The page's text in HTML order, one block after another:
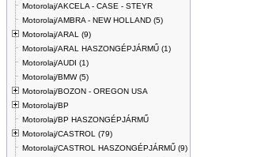
Motorolaj/AKCELA - CASE - STEYR
Motorolaj/AMBRA - NEW HOLLAND (5)
Motorolaj/ARAL (9)
Motorolaj/ARAL HASZONGÉPJÁRMŰ (1)
Motorolaj/AUDI (1)
Motorolaj/BMW (5)
Motorolaj/BOZON - OREGON USA
Motorolaj/BP
Motorolaj/BP HASZONGÉPJÁRMŰ
Motorolaj/CASTROL (79)
Motorolaj/CASTROL HASZONGÉPJÁRMŰ (9)